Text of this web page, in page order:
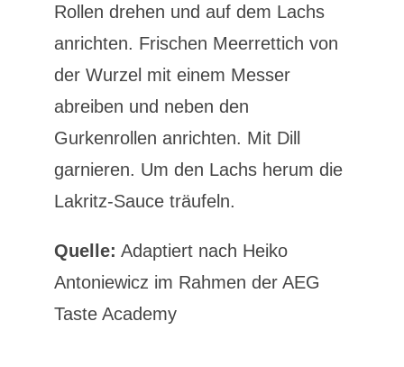
Rollen drehen und auf dem Lachs
anrichten. Frischen Meerrettich von
der Wurzel mit einem Messer
abreiben und neben den
Gurkenrollen anrichten. Mit Dill
garnieren. Um den Lachs herum die
Lakritz-Sauce träufeln.
Quelle: Adaptiert nach Heiko
Antoniewicz im Rahmen der AEG
Taste Academy